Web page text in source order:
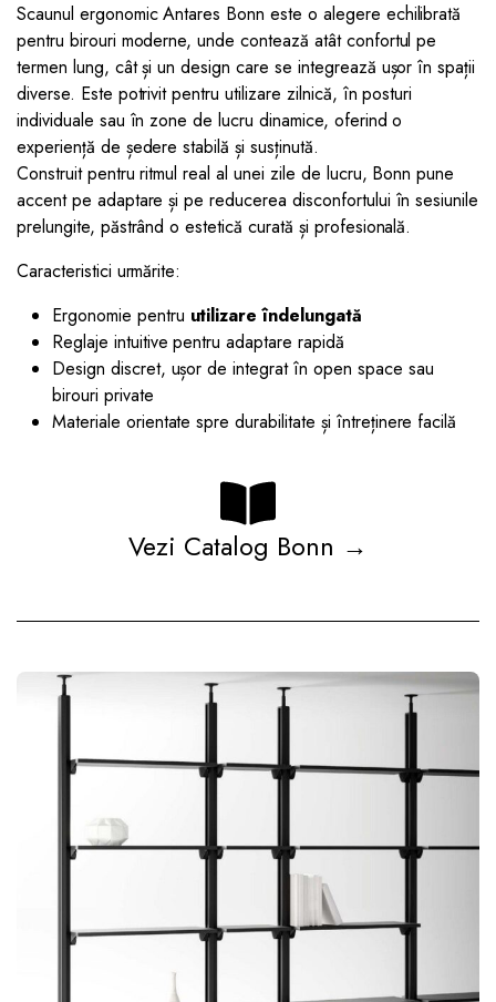
Scaunul ergonomic Antares Bonn este o alegere echilibrată
pentru birouri moderne, unde contează atât confortul pe
termen lung, cât și un design care se integrează ușor în spații
diverse. Este potrivit pentru utilizare zilnică, în posturi
individuale sau în zone de lucru dinamice, oferind o
experiență de ședere stabilă și susținută.
Construit pentru ritmul real al unei zile de lucru, Bonn pune
accent pe adaptare și pe reducerea disconfortului în sesiunile
prelungite, păstrând o estetică curată și profesională.
Caracteristici urmărite:
Ergonomie pentru utilizare îndelungată
Reglaje intuitive pentru adaptare rapidă
Design discret, ușor de integrat în open space sau
birouri private
Materiale orientate spre durabilitate și întreținere facilă
Vezi Catalog Bonn →